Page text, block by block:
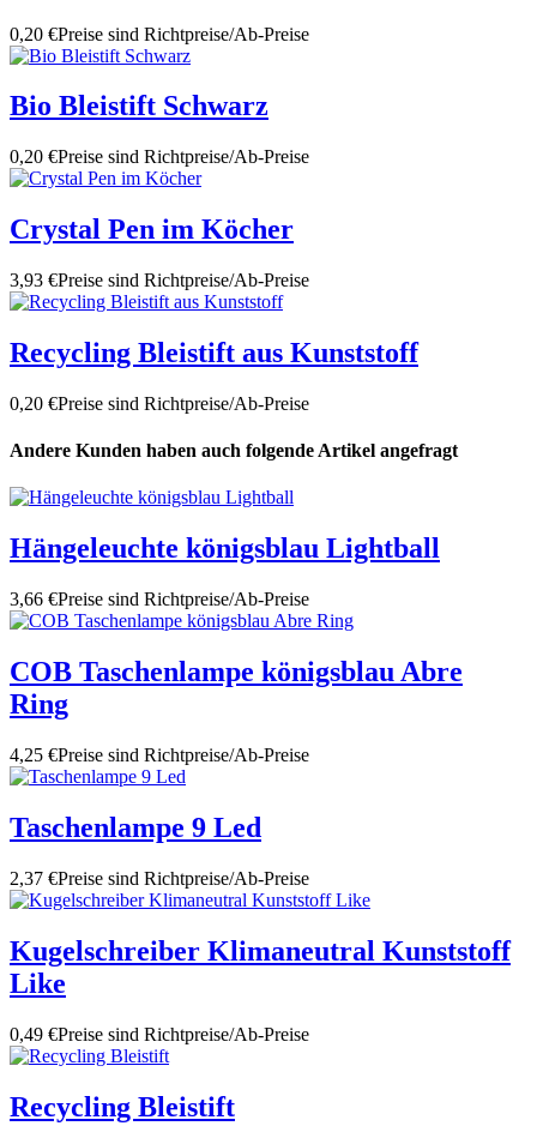
0,20 €Preise sind Richtpreise/Ab-Preise
Bio Bleistift Schwarz
0,20 €Preise sind Richtpreise/Ab-Preise
Crystal Pen im Köcher
3,93 €Preise sind Richtpreise/Ab-Preise
Recycling Bleistift aus Kunststoff
0,20 €Preise sind Richtpreise/Ab-Preise
Andere Kunden haben auch folgende Artikel angefragt
Hängeleuchte königsblau Lightball
3,66 €Preise sind Richtpreise/Ab-Preise
COB Taschenlampe königsblau Abre
Ring
4,25 €Preise sind Richtpreise/Ab-Preise
Taschenlampe 9 Led
2,37 €Preise sind Richtpreise/Ab-Preise
Kugelschreiber Klimaneutral Kunststoff
Like
0,49 €Preise sind Richtpreise/Ab-Preise
Recycling Bleistift